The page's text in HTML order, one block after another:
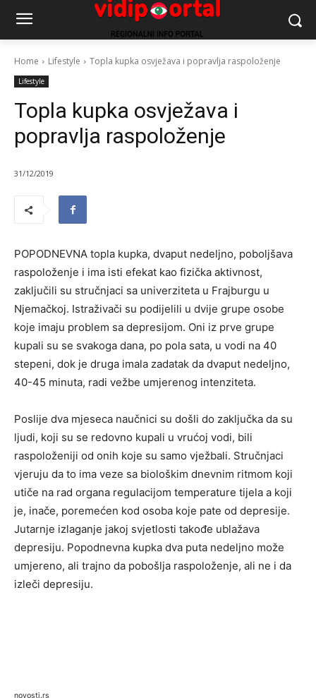
Home Lifestyle Topla kupka osvježava i popravlja raspoloženje
Lifestyle
Topla kupka osvježava i
popravlja raspoloženje
31/12/2019
POPODNEVNA topla kupka, dvaput nedeljno, poboljšava
raspoloženje i ima isti efekat kao fizička aktivnost,
zaključili su stručnjaci sa univerziteta u Frajburgu u
Njemačkoj. Istraživači su podijelili u dvije grupe osobe
koje imaju problem sa depresijom. Oni iz prve grupe
kupali su se svakoga dana, po pola sata, u vodi na 40
stepeni, dok je druga imala zadatak da dvaput nedeljno,
40-45 minuta, radi vežbe umjerenog intenziteta.
Poslije dva mjeseca naučnici su došli do zaključka da su
ljudi, koji su se redovno kupali u vrućoj vodi, bili
raspoloženiji od onih koje su samo vježbali. Stručnjaci
vjeruju da to ima veze sa biološkim dnevnim ritmom koji
utiče na rad organa regulacijom temperature tijela a koji
je, inače, poremećen kod osoba koje pate od depresije.
Jutarnje izlaganje jakoj svjetlosti takođe ublažava
depresiju. Popodnevna kupka dva puta nedeljno može
umjereno, ali trajno da pobošlja raspoloženje, ali ne i da
izleči depresiju.
novosti.rs